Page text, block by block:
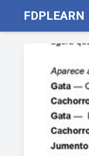
FDPLEARN